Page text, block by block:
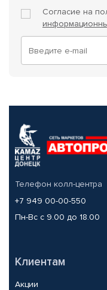
Согласие на
Телефон колл-центра
+7 949 00-00-550
Пн-Вс с 9.00 до 18.00
Клиентам
Акции